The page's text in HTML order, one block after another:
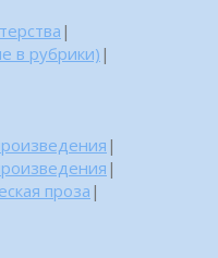
|
в рубрики) |
|
|
проза|